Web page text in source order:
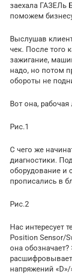
заехала ГАЗЕЛь
поможем
Выслушав
чек. После того
зажигание,
надо, но потом
обороты не
Вот она,
Рис.1
С чего же
диагностики.
оборудование и
прописались в
Рис.2
Нас интересует
Position Sensor/
она
напряжений